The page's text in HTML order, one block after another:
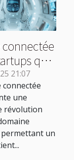
qui
le
à
21:07
connectée
une
révolution
permettant un